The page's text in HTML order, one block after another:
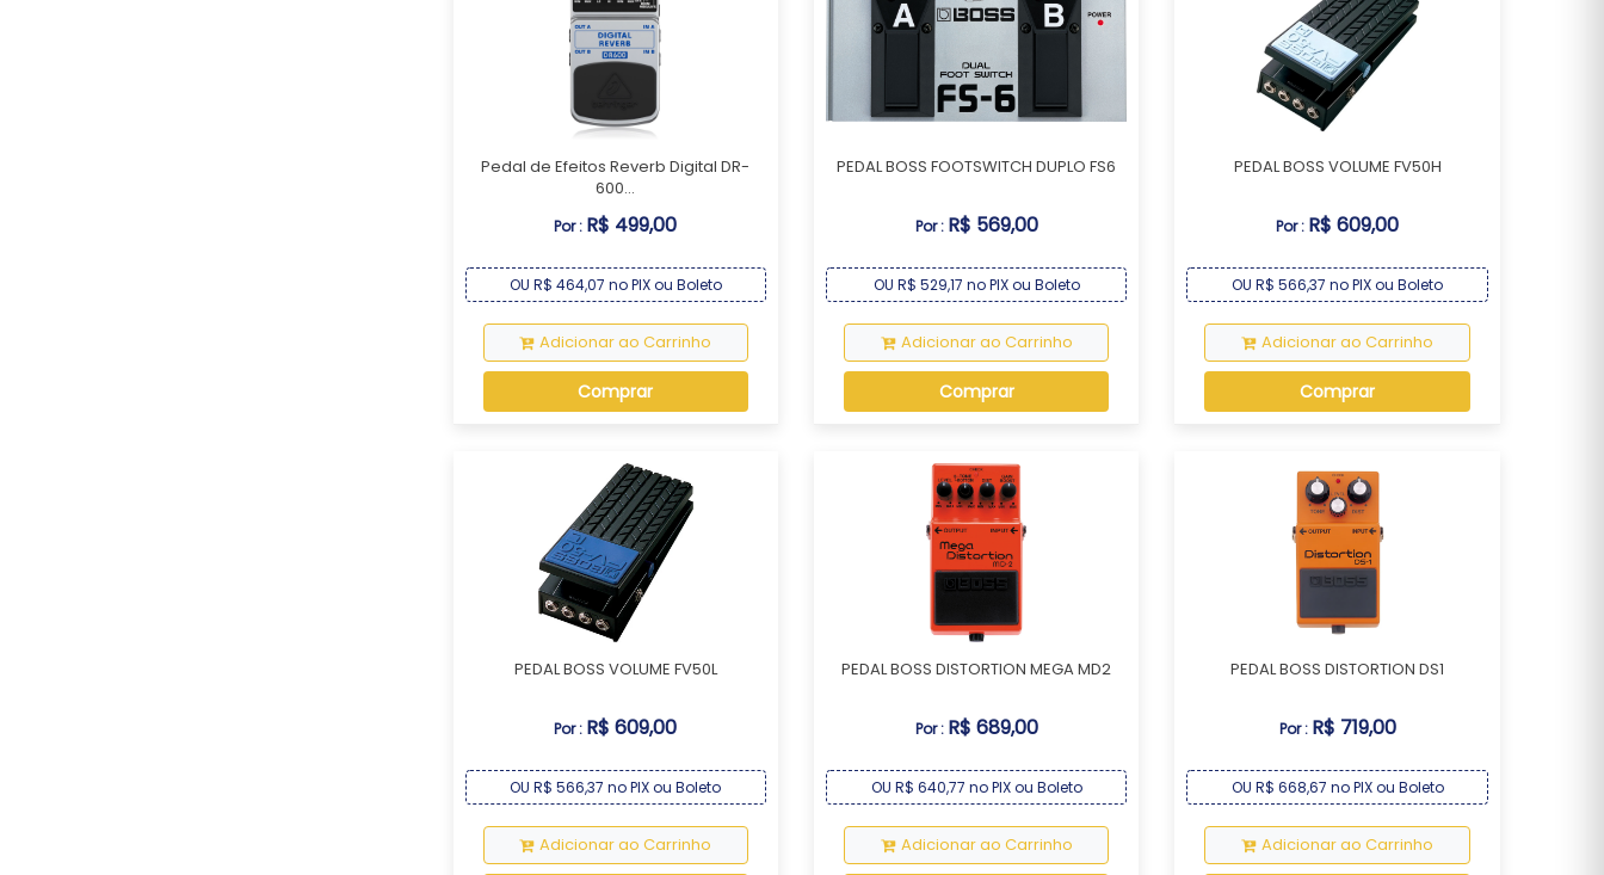
Pedal de Efeitos Reverb Digital DR-
600...
Por : R$ 499,00
OU R$ 464,07 no PIX ou Boleto
Adicionar ao Carrinho
Comprar
PEDAL BOSS FOOTSWITCH DUPLO FS6
Por : R$ 569,00
OU R$ 529,17 no PIX ou Boleto
Adicionar ao Carrinho
Comprar
PEDAL BOSS VOLUME FV50H
Por : R$ 609,00
OU R$ 566,37 no PIX ou Boleto
Adicionar ao Carrinho
Comprar
PEDAL BOSS VOLUME FV50L
Por : R$ 609,00
OU R$ 566,37 no PIX ou Boleto
Adicionar ao Carrinho
PEDAL BOSS DISTORTION MEGA MD2
Por : R$ 689,00
OU R$ 640,77 no PIX ou Boleto
Adicionar ao Carrinho
PEDAL BOSS DISTORTION DS1
Por : R$ 719,00
OU R$ 668,67 no PIX ou Boleto
Adicionar ao Carrinho